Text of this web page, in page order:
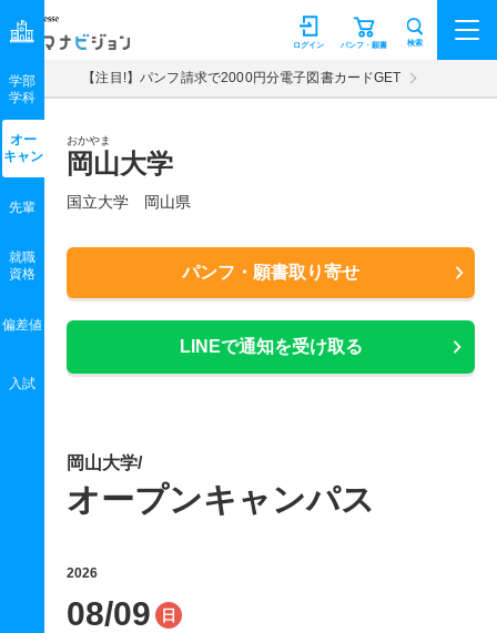
マナビジョン パンフ・願書
ログイン 検索
【注目!】パンフ請求で2000円分電子図書カードGET
おかやま
岡山大学
国立大学 岡山県
パンフ・願書取り寄せ
LINEで通知を受け取る
学部
学科
オー
キャン
先輩
就職
資格
偏差値
入試
岡山大学/
オープンキャンパス
2026
08/09 日